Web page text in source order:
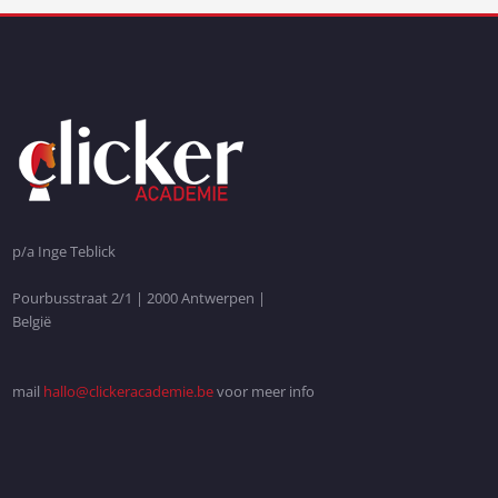
p/a Inge Teblick
Pourbusstraat 2/1 | 2000 Antwerpen |
België
mail hallo@clickeracademie.bevoor meer info